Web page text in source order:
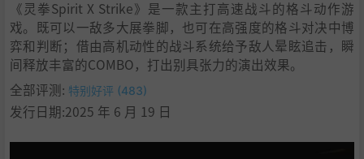
《灵拳Spirit X Strike》是一款主打高速战斗的格斗动作游
戏。既可以一敌多大展拳脚，也可在高强度的格斗对决中博
弈和判断；借由高机动性的战斗系统给予敌人晕眩追击，瞬
间释放丰富的COMBO，打出别具张力的演出效果。
全部评测: 特别好评 (483)
发行日期:2025 年 6 月 19 日